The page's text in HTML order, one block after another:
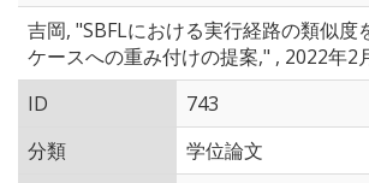
吉岡, "SBFLにおける実行経路の類似度
ケースへの重み付けの提案," , 2022年2
ID
743
分類
学位論文